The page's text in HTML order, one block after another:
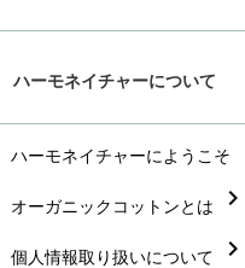
配送と送料chevron_right
在庫状況と発送予定chevron_right
chevron_right
ハーモネイチャーについて
ハーモネイチャーにようこそ
オーガニックコットンとは chevron_right
個人情報取り扱いについて chevron_right